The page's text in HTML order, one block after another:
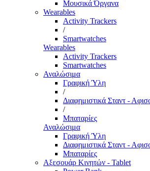
Μουσικά Όργανα
Wearables
Activity Trackers
/
Smartwatches
Wearables
Activity Trackers
Smartwatches
Αναλώσιμα
Γραφική Ύλη
/
Διαφημιστικά Σταντ -
/
Μπαταρίες
Αναλώσιμα
Γραφική Ύλη
Διαφημιστικά Σταντ -
Μπαταρίες
Αξεσουάρ Κινητών - Tablet